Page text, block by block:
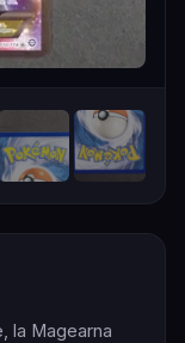
la Magearna